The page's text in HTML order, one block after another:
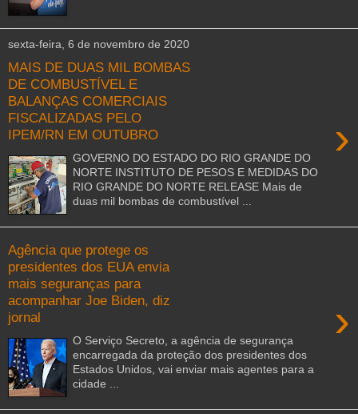
sexta-feira, 6 de novembro de 2020
MAIS DE DUAS MIL BOMBAS
DE COMBUSTÍVEL E
BALANÇAS COMERCIAIS
FISCALIZADAS PELO
IPEM/RN EM OUTUBRO
›
GOVERNO DO ESTADO DO RIO GRANDE DO
NORTE INSTITUTO DE PESOS E MEDIDAS DO
RIO GRANDE DO NORTE RELEASE Mais de
duas mil bombas de combustível ...
Agência que protege os
presidentes dos EUA envia
mais seguranças para
acompanhar Joe Biden, diz
jornal
›
O Serviço Secreto, a agência de segurança
encarregada da proteção dos presidentes dos
Estados Unidos, vai enviar mais agentes para a
cidade ...